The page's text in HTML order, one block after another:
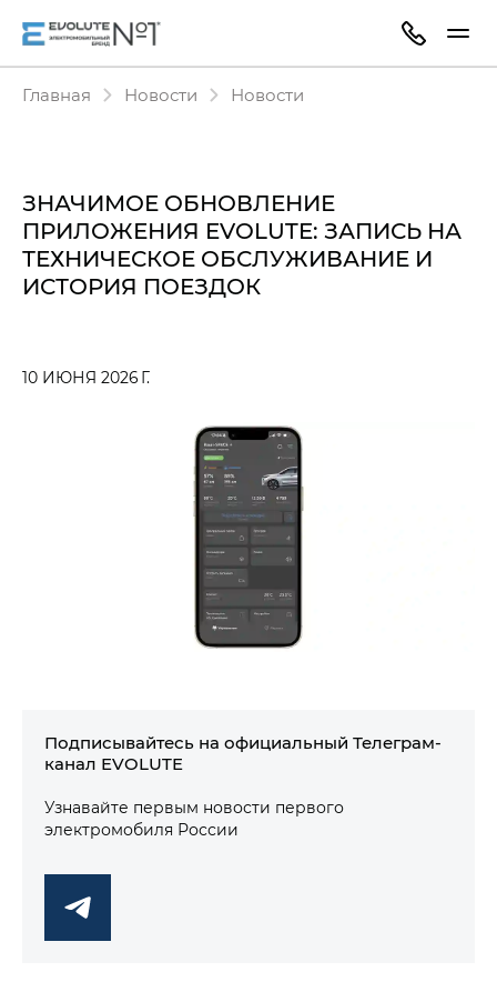
Главная Новости Новости
ЗНАЧИМОЕ ОБНОВЛЕНИЕ
ПРИЛОЖЕНИЯ EVOLUTE: ЗАПИСЬ НА
ТЕХНИЧЕСКОЕ ОБСЛУЖИВАНИЕ И
ИСТОРИЯ ПОЕЗДОК
10 ИЮНЯ 2026 Г.
Подписывайтесь на официальный Телеграм-
канал EVOLUTE
Узнавайте первым новости первого
электромобиля России